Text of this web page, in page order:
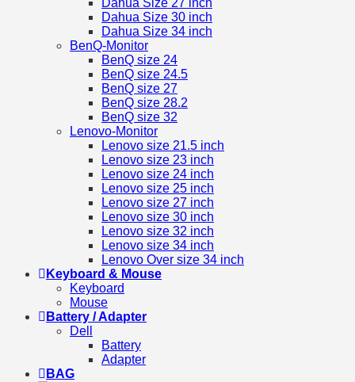
Dahua Size 27 inch
Dahua Size 30 inch
Dahua Size 34 inch
BenQ-Monitor
BenQ size 24
BenQ size 24.5
BenQ size 27
BenQ size 28.2
BenQ size 32
Lenovo-Monitor
Lenovo size 21.5 inch
Lenovo size 23 inch
Lenovo size 24 inch
Lenovo size 25 inch
Lenovo size 27 inch
Lenovo size 30 inch
Lenovo size 32 inch
Lenovo size 34 inch
Lenovo Over size 34 inch
Keyboard & Mouse
Keyboard
Mouse
Battery / Adapter
Dell
Battery
Adapter
BAG